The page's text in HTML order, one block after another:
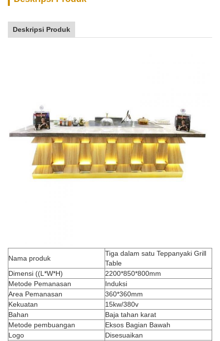
Deskripsi Produk
Nama produk
Tiga dalam satu Teppanyaki Grill
Table
Dimensi ((L*W*H)
2200*850*800mm
Metode Pemanasan
Induksi
Area Pemanasan
360*360mm
Kekuatan
15kw/380v
Bahan
Baja tahan karat
Metode pembuangan
Eksos Bagian Bawah
Logo
Disesuaikan